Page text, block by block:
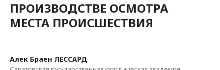
ПРОИЗВОДСТВЕ ОСМОТРА
МЕСТА ПРОИСШЕСТВИЯ
Алек Браен ЛЕССАРД